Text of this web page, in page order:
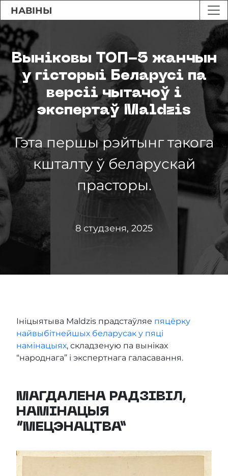
НАВІНЫ
Выніковы ТОП-5 жанчын
у гісторыі Беларусі па
версіі чытачоў і
экспертаў Maldzis
Гэта першы рэйтынг такога
кшталту ў беларускай
прасторы.
8 студзеня, 2025
Ініцыятыва Maldzis прадстаўляе пяцёрку
найвыбітнейшых беларусак у пяці
намінацыях, складзеную па выніках
“народнага” і экспертнага галасавання.
МАГДАЛЕНА РАДЗІВІЛ,
НАМІНАЦЫЯ
“МЕЦЭНАЦТВА”